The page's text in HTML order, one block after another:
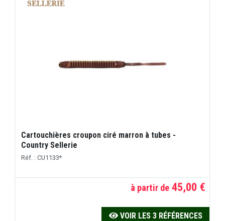
Cartouchières croupon ciré marron à tubes -
Country Sellerie
Réf. : CU1133*
à partir de 45,00 €
VOIR LES 3 RÉFÉRENCES